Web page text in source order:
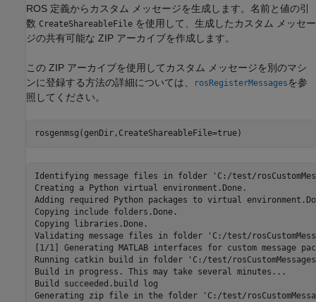
ROS 定義からカスタム メッセージを生成します。名前と値の引
数 CreateShareableFile を使用して、生成したカスタム メッセー
ジの共有可能な ZIP アーカイブを作成します。
この ZIP アーカイブを使用してカスタム メッセージを別のマシ
ンに登録する方法の詳細については、
rosRegisterMessages を参
照してください。
rosgenmsg(genDir,CreateShareableFile=true)
Identifying message files in folder 'C:/test/
Creating a Python virtual environment.Done.
Adding required Python packages to virtual
Copying include folders.Done.
Copying libraries.Done.
Validating message files in folder 'C:/test/
[1/1] Generating MATLAB interfaces for custom message
Running catkin build in folder 'C:/test/
Build in progress. This may take several minutes...
Build succeeded.build log
Generating zip file in the folder 'C:/test/